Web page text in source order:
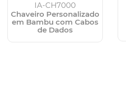
IA-CH7000
Chaveiro Personalizado
em Bambu com Cabos
de Dados